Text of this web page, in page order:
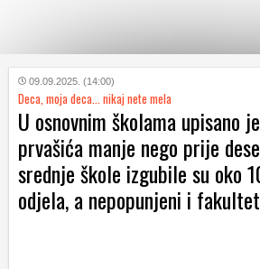
KATEGORIJE
HRVATSKI
WEB
09.09.2025. (14:00)
Deca, moja deca... nikaj nete mela
U osnovnim školama upisano
prvašića manje nego prije
srednje škole izgubile su oko
odjela, a nepopunjeni i